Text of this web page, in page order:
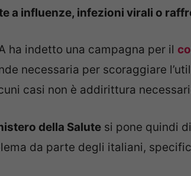
a influenze, infezioni virali o
ha indetto una campagna per il
necessaria per scoraggiare
casi non è addirittura
della Salute si pone quindi
da parte degli italiani,